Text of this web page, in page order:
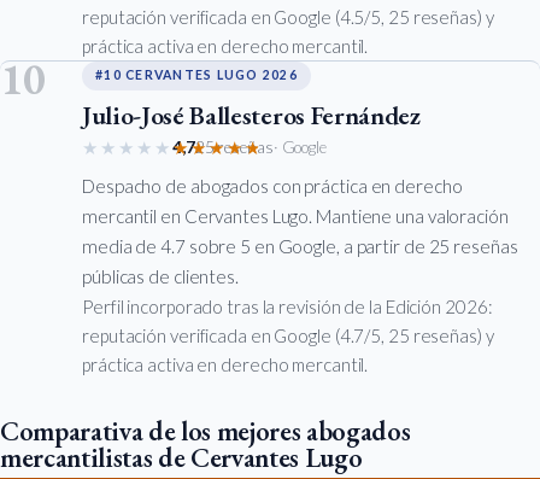
reputación verificada en Google (4.5/5, 25 reseñas) y
práctica activa en derecho mercantil.
10 #10 CERVANTES LUGO 2026
Julio-José Ballesteros Fernández
★★★★★★★★★★
4,725 reseñas· Google
Despacho de abogados con práctica en derecho
mercantil en Cervantes Lugo. Mantiene una valoración
media de 4.7 sobre 5 en Google, a partir de 25 reseñas
públicas de clientes.
Perfil incorporado tras la revisión de la Edición 2026:
reputación verificada en Google (4.7/5, 25 reseñas) y
práctica activa en derecho mercantil.
Comparativa de los mejores abogados
mercantilistas de Cervantes Lugo